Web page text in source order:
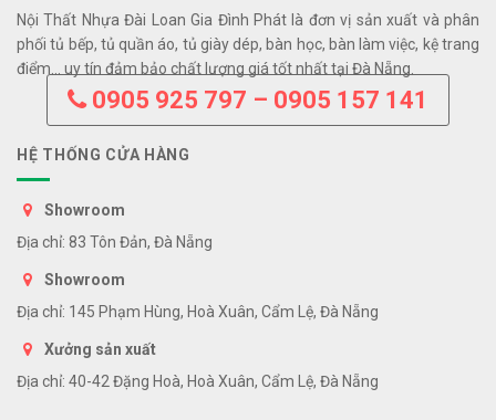
Nội Thất Nhựa Đài Loan Gia Đình Phát là đơn vị sản xuất và phân
phối tủ bếp, tủ quần áo, tủ giày dép, bàn học, bàn làm việc, kệ trang
điểm… uy tín đảm bảo chất lượng giá tốt nhất tại Đà Nẵng.
0905 925 797 – 0905 157 141
HỆ THỐNG CỬA HÀNG
Showroom
Địa chỉ: 83 Tôn Đản, Đà Nẵng
Showroom
Địa chỉ: 145 Phạm Hùng, Hoà Xuân, Cẩm Lệ, Đà Nẵng
Xưởng sản xuất
Địa chỉ: 40-42 Đặng Hoà, Hoà Xuân, Cẩm Lệ, Đà Nẵng